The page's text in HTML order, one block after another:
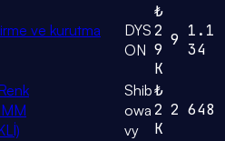
ve kurutma
DYS
ON
₺
2
9
K
9 1.1
34
Shib
owa
vy
₺
2
K
2 648